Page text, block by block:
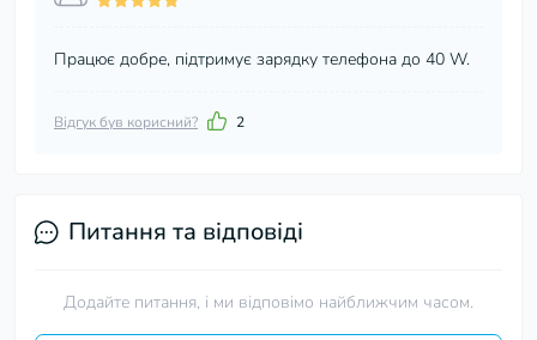
Працює добре, підтримує зарядку телефона до 40 W.
Відгук був корисний? 2
Питання та відповіді
Додайте питання, і ми відповімо найближчим часом.